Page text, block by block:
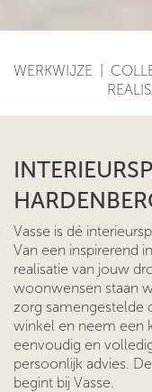
WERKWIJZE
Vasse is dé
Van een inspirerend
realisatie van jouw
woonwensen staan
zorg samengestelde
winkel en neem een
eenvoudig en
persoonlijk advies.
begint bij Vasse.